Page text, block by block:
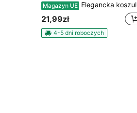
Magazyn UE Elegancka koszula męska, męskie topy, T-shirt, letni strój, letnia odzież damska, koszula męska, letni strój męski, męski T-shirt
21,99zł
4-5 dni roboczych